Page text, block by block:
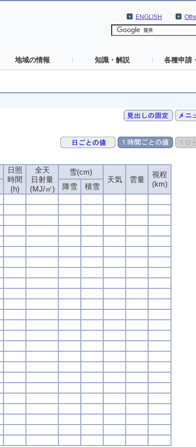
ENGLISH
地域の情報 知識・解説 各種申請
日照
時間
(h)
全天
日射量
(MJ/㎡)
雪(cm)
天気
雲量
視程
(km)
降雪
積雪